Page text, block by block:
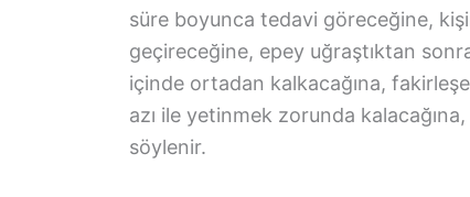
süre boyunca tedavi göreceğine,
geçireceğine, epey uğraştıktan
içinde ortadan kalkacağına,
azı ile yetinmek zorunda
söylenir.